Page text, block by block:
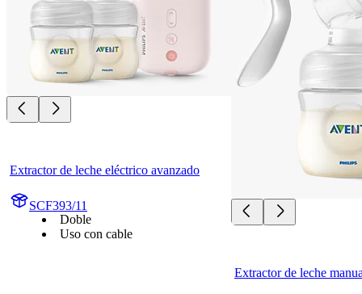
Extractor de leche eléctrico avanzado
SCF393/11
Doble
Uso con cable
Extractor de leche